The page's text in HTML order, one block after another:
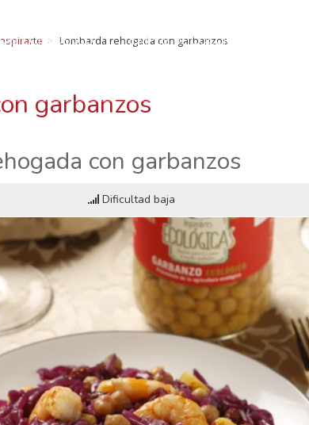
CON LUENGO TIEMPOS DE COCCIÓN
Lombarda rehogada con garbanzos
garbanzos
con garbanzos
Dificultad baja